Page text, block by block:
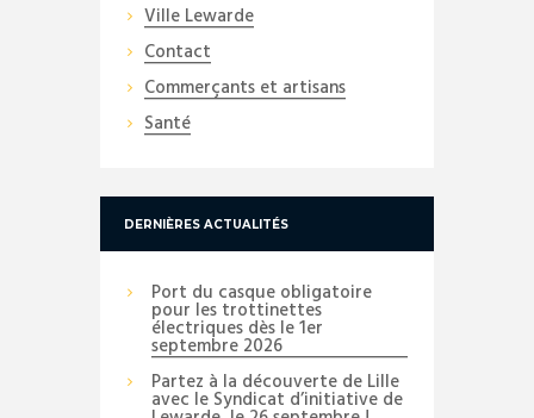
Ville Lewarde
Contact
Commerçants et artisans
Santé
DERNIÈRES ACTUALITÉS
Port du casque obligatoire
pour les trottinettes
électriques dès le 1er
septembre 2026
Partez à la découverte de Lille
avec le Syndicat d’initiative de